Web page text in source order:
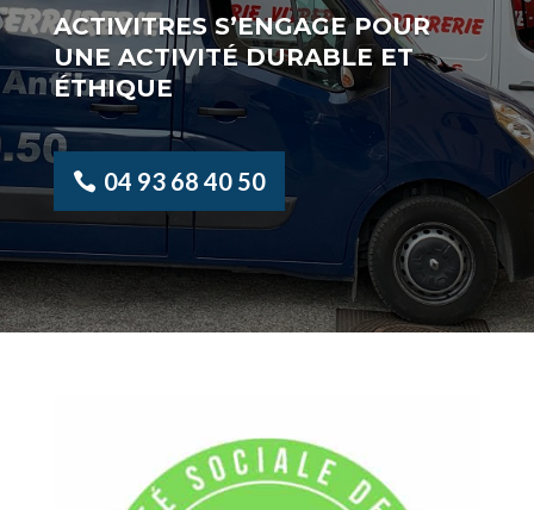
ACTIVITRES S’ENGAGE POUR
UNE ACTIVITÉ DURABLE ET
ÉTHIQUE
04 93 68 40 50